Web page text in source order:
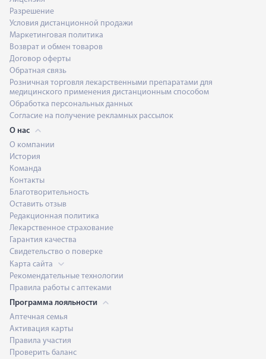
Разрешение
Условия дистанционной продажи
Маркетинговая политика
Возврат и обмен товаров
Договор оферты
Обратная связь
Розничная торговля лекарственными препаратами для
медицинского применения дистанционным способом
Обработка персональных данных
Согласие на получение рекламных рассылок
О нас
О компании
История
Команда
Контакты
Благотворительность
Оставить отзыв
Редакционная политика
Лекарственное страхование
Гарантия качества
Свидетельство о поверке
Карта сайта
Рекомендательные технологии
Правила работы с аптеками
Программа лояльности
Аптечная семья
Активация карты
Правила участия
Проверить баланс